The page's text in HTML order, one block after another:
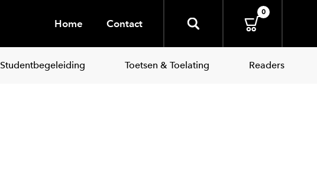
Home Contact
0
Studentbegeleiding Toetsen & Toelating Readers